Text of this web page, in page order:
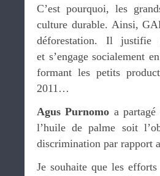
C’est pourquoi, les
culture durable. Ainsi,
déforestation. Il justifie
et s’engage socialement
formant les petits
2011…
Agus Purnomo a
l’huile de palme soit
discrimination par rapport
Je souhaite que les